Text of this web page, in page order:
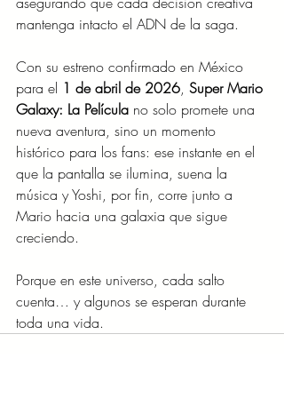
mantenga intacto el ADN de la saga.
Con su estreno confirmado en México
para el 1 de abril de 2026, Super Mario
Galaxy: La Película no solo promete una
nueva aventura, sino un momento
histórico para los fans: ese instante en el
que la pantalla se ilumina, suena la
música y Yoshi, por fin, corre junto a
Mario hacia una galaxia que sigue
creciendo.
Porque en este universo, cada salto
cuenta… y algunos se esperan durante
toda una vida.